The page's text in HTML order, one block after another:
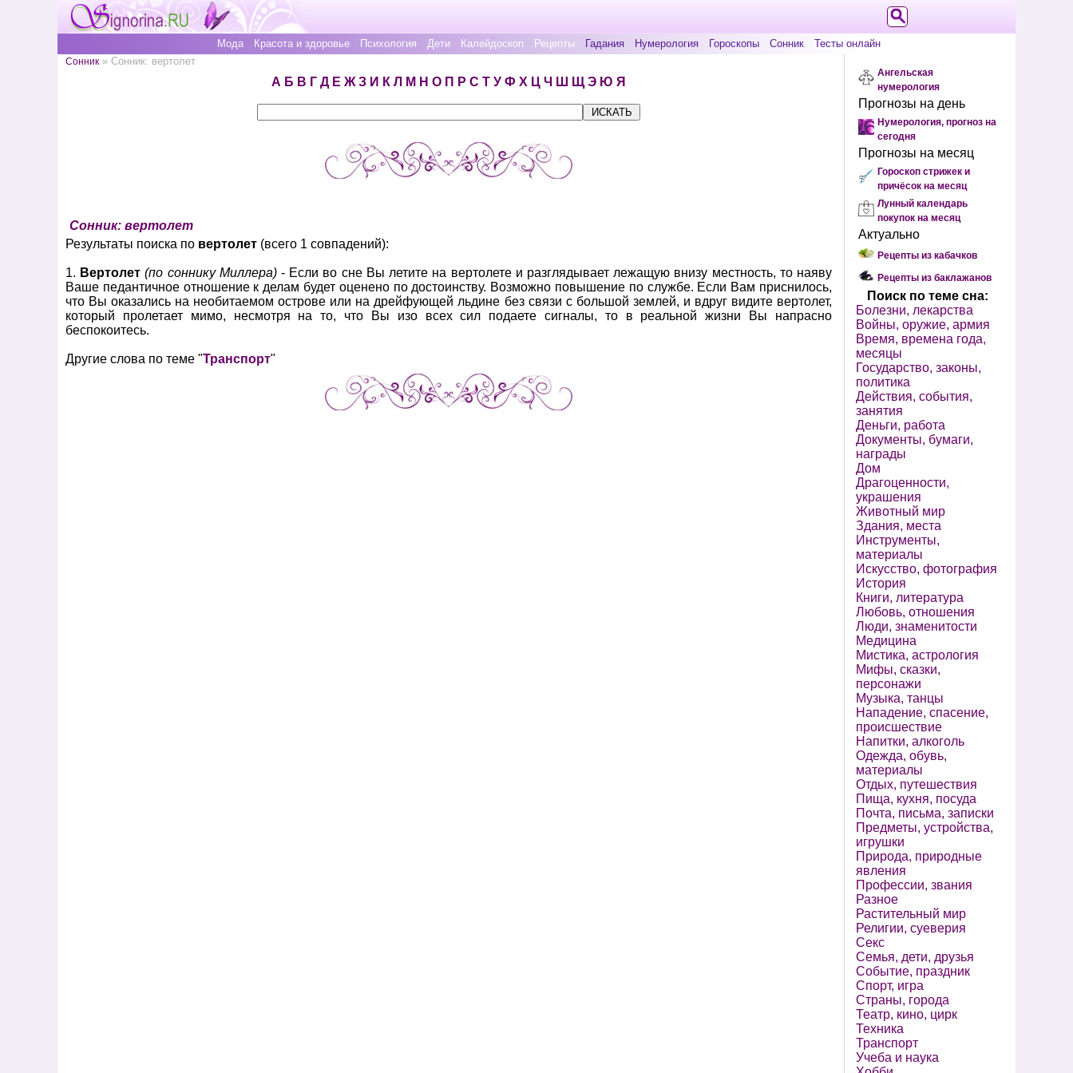
Мода Красота и здоровье Психология Дети Калейдоскоп Рецепты Гадания Нумерология Гороскопы Сонник Тесты онлайн
Сонник » Сонник: вертолет
А Б В Г Д Е Ж З И К Л М Н О П Р С Т У Ф Х Ц Ч Ш Щ Э Ю Я
Сонник: вертолет
Результаты поиска по вертолет (всего 1 совпадений):
1. Вертолет(по соннику Миллера)- Если во сне Вы летите на вертолете и разглядывает лежащую внизу местность, то наяву
Ваше педантичное отношение к делам будет оценено по достоинству. Возможно повышение по службе. Если Вам приснилось,
что Вы оказались на необитаемом острове или на дрейфующей льдине без связи с большой землей, и вдруг видите вертолет,
который пролетает мимо, несмотря на то, что Вы изо всех сил подаете сигналы, то в реальной жизни Вы напрасно
беспокоитесь.
Другие слова по теме "Транспорт"
Ангельская
нумерология
Прогнозы на день
Нумерология, прогноз на
сегодня
Прогнозы на месяц
Гороскоп стрижек и
причёсок на месяц
Лунный календарь
покупок на месяц
Актуально
Рецепты из кабачков
Рецепты из баклажанов
Поиск по теме сна:
Болезни, лекарства
Войны, оружие, армия
Время, времена года,
месяцы
Государство, законы,
политика
Действия, события,
занятия
Деньги, работа
Документы, бумаги,
награды
Дом
Драгоценности,
украшения
Животный мир
Здания, места
Инструменты,
материалы
Искусство, фотография
История
Книги, литература
Любовь, отношения
Люди, знаменитости
Медицина
Мистика, астрология
Мифы, сказки,
персонажи
Музыка, танцы
Нападение, спасение,
происшествие
Напитки, алкоголь
Одежда, обувь,
материалы
Отдых, путешествия
Пища, кухня, посуда
Почта, письма, записки
Предметы, устройства,
игрушки
Природа, природные
явления
Профессии, звания
Разное
Растительный мир
Религии, суеверия
Секс
Семья, дети, друзья
Событие, праздник
Спорт, игра
Страны, города
Театр, кино, цирк
Техника
Транспорт
Учеба и наука